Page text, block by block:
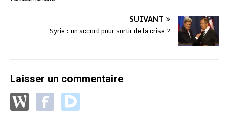
SUIVANT
Syrie : un accord pour sortir de la crise ?
Laisser un commentaire